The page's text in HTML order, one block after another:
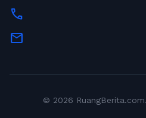
call
mail
© 2026